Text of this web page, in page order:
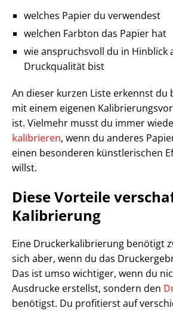
welches Papier du verwendest
welchen Farbton das Papier hat
wie anspruchsvoll du in Hinblick
Druckqualität bist
An dieser kurzen Liste erkennst du
mit einem eigenen
ist. Vielmehr musst du immer
kalibrieren, wenn du anderes
einen besonderen künstlerischen
willst.
Diese Vorteile
Kalibrierung
Eine Druckerkalibrierung benötigt
sich aber, wenn du das
Das ist umso wichtiger, wenn du
Ausdrucke erstellst, sondern den
benötigst. Du profitierst auf